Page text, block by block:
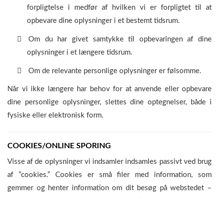
forpligtelse i medfør af hvilken vi er forpligtet til at
opbevare dine oplysninger i et bestemt tidsrum.
Om du har givet samtykke til opbevaringen af dine
oplysninger i et længere tidsrum.
Om de relevante personlige oplysninger er følsomme.
Når vi ikke længere har behov for at anvende eller opbevare
dine personlige oplysninger, slettes dine optegnelser, både i
fysiske eller elektronisk form.
COOKIES/ONLINE SPORING
Visse af de oplysninger vi indsamler indsamles passivt ved brug
af ”cookies.” Cookies er små filer med information, som
gemmer og henter information om dit besøg på webstedet –